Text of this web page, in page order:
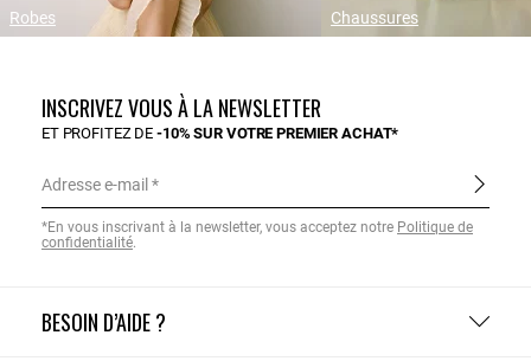
Robes Chaussures
BESOIN D’AIDE ?
INSCRIVEZ VOUS À LA NEWSLETTER
ET PROFITEZ DE-10% SUR VOTRE PREMIER ACHAT*
Adresse e-mail
*En vous inscrivant à la newsletter, vous acceptez notre Politique de
confidentialité.